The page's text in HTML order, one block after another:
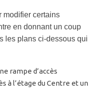
modifier certains
en donnant un coup
les plans ci-dessous qui
rampe d’accès
à l’étage du Centre et un